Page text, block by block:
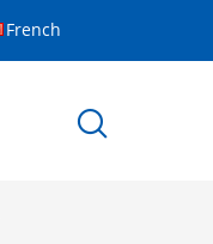
French